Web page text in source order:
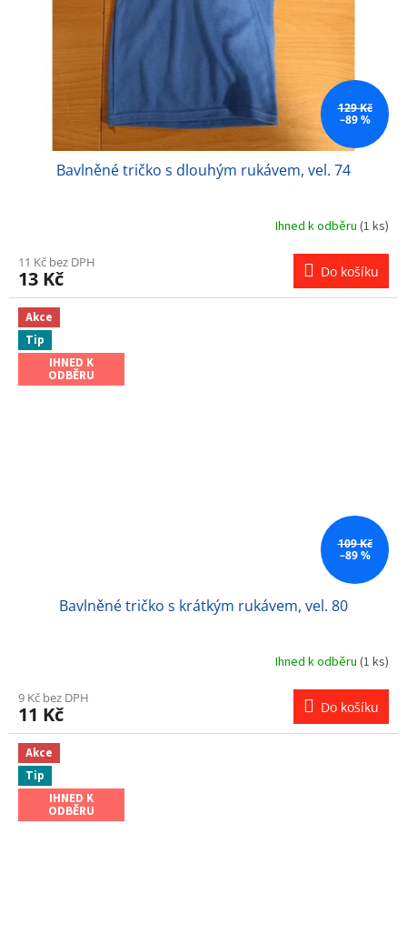
129 Kč
–89 %
Bavlněné tričko s dlouhým rukávem, vel. 74
Ihned k odběru (1 ks)
11 Kč bez DPH
13 Kč Do košíku
Akce
Tip
IHNED K
ODBĚRU
109 Kč
–89 %
Bavlněné tričko s krátkým rukávem, vel. 80
Ihned k odběru (1 ks)
9 Kč bez DPH
11 Kč Do košíku
Akce
Tip
IHNED K
ODBĚRU